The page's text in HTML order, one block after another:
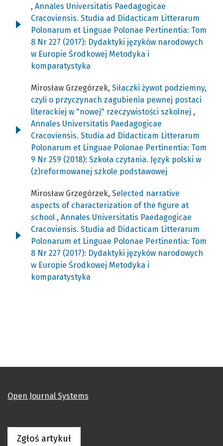
, Annales Universitatis Paedagogicae
Cracoviensis. Studia ad Didacticam Litterarum
Polonarum et Linguae Polonae Pertinentia: Tom
8 Nr 227 (2017): Dydaktyki języków narodowych
w Europie Środkowej Metodyka i
komparatystyka
Mirosław Grzegórzek, Siłaczki żywot podziemny,
czyli o przyczynach zagubienia pewnej postaci
literackiej w "nowej" rzeczywistości szkolnej ,
Annales Universitatis Paedagogicae
Cracoviensis. Studia ad Didacticam Litterarum
Polonarum et Linguae Polonae Pertinentia: Tom
9 Nr 259 (2018): Szkoła czytania. Język polski w
(z)reformowanej szkole podstawowej
Mirosław Grzegórzek, Selected narrative
aspects of characterization of the figure at
school , Annales Universitatis Paedagogicae
Cracoviensis. Studia ad Didacticam Litterarum
Polonarum et Linguae Polonae Pertinentia: Tom
8 Nr 227 (2017): Dydaktyki języków narodowych
w Europie Środkowej Metodyka i
komparatystyka
Open Journal Systems
Zgłoś artykuł